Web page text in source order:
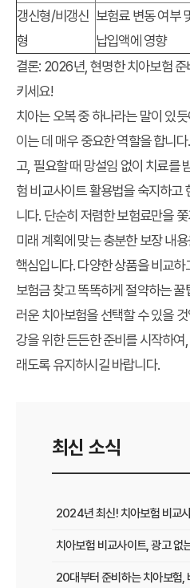
갱신형/비갱신
형
보험료 변동 여부
납입액에 영향
결론: 2026년, 현명한 치아보험 준
키세요!
치아는 오복 중 하나라는 말이 있
이는 데 매우 중요한 역할을 합니
고, 필요할 때 망설임 없이 치료를
험 비교사이트 활용법을 숙지하고
니다. 단순히 저렴한 보험료만을
미래 계획에 맞는 충분한 보장 내
핵심입니다. 다양한 상품을 비교
보험금 찾고 똑똑하게 절약하는 꿀
러운 치아보험을 선택할 수 있을
강을 위한 든든한 준비를 시작하
래도록 유지하시길 바랍니다.
최신 소식